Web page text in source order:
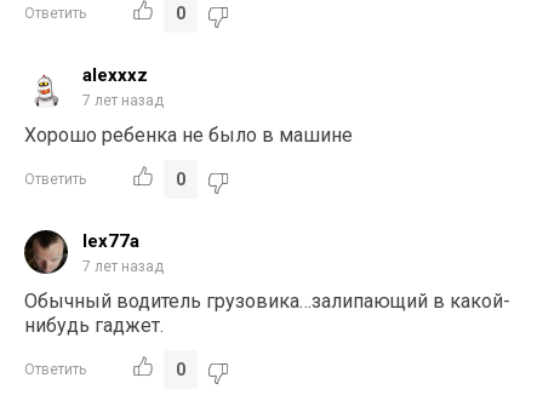
Ответить 0
alexxxz
7 лет назад
Хорошо ребенка не было в машине
Ответить 0
lex77a
7 лет назад
Обычный водитель грузовика…залипающий в какой-
нибудь гаджет.
Ответить 0